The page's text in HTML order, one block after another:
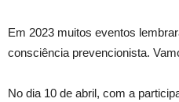
Em 2023 muitos eventos
consciência prevencionista.
No dia 10 de abril, com a